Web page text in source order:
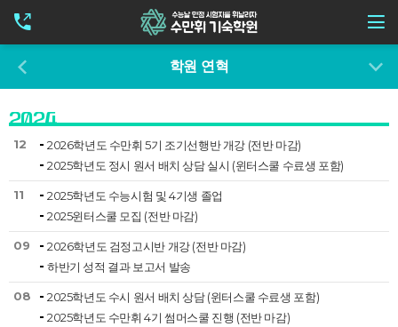
학원 연혁
2024
12
2026학년도 수만휘 5기 조기선행반 개강 (전반 마감)
2025학년도 정시 원서 배치 상담 실시 (윈터스쿨 수료생 포함)
11
2025학년도 수능시험 및 4기생 졸업
2025윈터스쿨 모집 (전반 마감)
09
2026학년도 검정고시반 개강 (전반 마감)
하반기 성적 결과 보고서 발송
08
2025학년도 수시 원서 배치 상담 (윈터스쿨 수료생 포함)
2025학년도 수만휘 4기 썸머스쿨 진행 (전반 마감)